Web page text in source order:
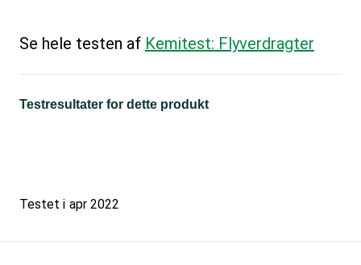
Se hele testen af Kemitest: Flyverdragter
Testresultater for dette produkt
Testet i apr 2022